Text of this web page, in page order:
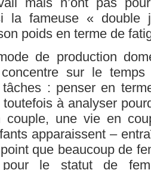
la fameuse « double
poids en terme de
de production
concentre sur le
tâches : penser en
à analyser
une vie en
apparaissent –
que beaucoup de
pour le statut de